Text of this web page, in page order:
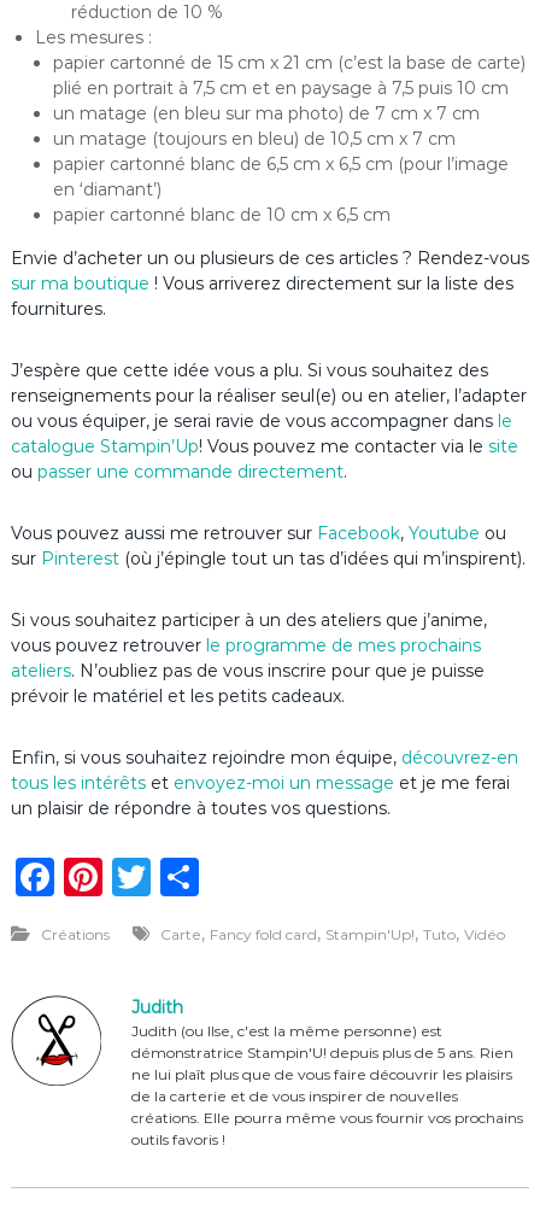
réduction de 10 %
Les mesures :
papier cartonné de 15 cm x 21 cm (c’est la base de carte)
plié en portrait à 7,5 cm et en paysage à 7,5 puis 10 cm
un matage (en bleu sur ma photo) de 7 cm x 7 cm
un matage (toujours en bleu) de 10,5 cm x 7 cm
papier cartonné blanc de 6,5 cm x 6,5 cm (pour l’image
en ‘diamant’)
papier cartonné blanc de 10 cm x 6,5 cm
Envie d’acheter un ou plusieurs de ces articles ? Rendez-vous
sur ma boutique ! Vous arriverez directement sur la liste des
fournitures.
J’espère que cette idée vous a plu. Si vous souhaitez des
renseignements pour la réaliser seul(e) ou en atelier, l’adapter
ou vous équiper, je serai ravie de vous accompagner dans le
catalogue Stampin’Up! Vous pouvez me contacter via le site
ou passer une commande directement.
Vous pouvez aussi me retrouver sur Facebook, Youtube ou
sur Pinterest (où j’épingle tout un tas d’idées qui m’inspirent).
Si vous souhaitez participer à un des ateliers que j’anime,
vous pouvez retrouverle programme de mes prochains
ateliers. N’oubliez pas de vous inscrire pour que je puisse
prévoir le matériel et les petits cadeaux.
Enfin, si vous souhaitez rejoindre mon équipe, découvrez-en
tous les intérêtset envoyez-moi un message et je me ferai
un plaisir de répondre à toutes vos questions.
F
c
e
b
o
Pi
te
re
st
T
it
te
r
P
ta
er
Créations Carte, Fancy fold card, Stampin'Up!, Tuto, Vidéo
Judith
Judith (ou Ilse, c'est la même personne) est
démonstratrice Stampin'U! depuis plus de 5 ans. Rien
ne lui plaît plus que de vous faire découvrir les plaisirs
de la carterie et de vous inspirer de nouvelles
créations. Elle pourra même vous fournir vos prochains
outils favoris !